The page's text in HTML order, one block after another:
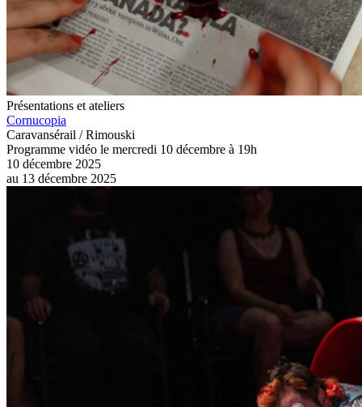
Présentations et ateliers
Cornucopia
Caravansérail / Rimouski
Programme vidéo le mercredi 10 décembre à 19h
10 décembre 2025
au 13 décembre 2025